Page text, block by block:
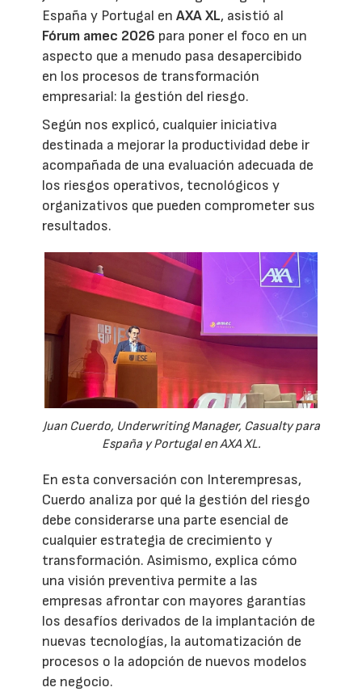
España y Portugal enAXA XL, asistió al
Fórum amec 2026 para poner el foco en un
aspecto que a menudo pasa desapercibido
en los procesos de transformación
empresarial: la gestión del riesgo.
Según nos explicó, cualquier iniciativa
destinada a mejorar la productividad debe ir
acompañada de una evaluación adecuada de
los riesgos operativos, tecnológicos y
organizativos que pueden comprometer sus
resultados.
Juan Cuerdo, Underwriting Manager, Casualty para
España y Portugal en AXA XL.
En esta conversación con Interempresas,
Cuerdo analiza por qué la gestión del riesgo
debe considerarse una parte esencial de
cualquier estrategia de crecimiento y
transformación. Asimismo, explica cómo
una visión preventiva permite a las
empresas afrontar con mayores garantías
los desafíos derivados de la implantación de
nuevas tecnologías, la automatización de
procesos o la adopción de nuevos modelos
de negocio.